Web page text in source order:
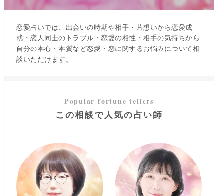
恋愛占いでは、出会いの時期や相手・片想いから恋愛成
就・恋人同士のトラブル・恋愛の相性・相手の気持ちから
自分の本心・本質など恋愛・恋に関するお悩みについて相
談いただけます。
この相談で人気の占い師